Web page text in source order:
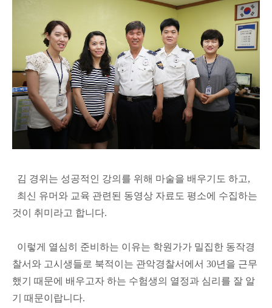
김 경위는 성공적인 강의를 위해 마술을 배우기도 하고,
최신 유머와 교육 관련된 동영상 자료도 평소에 수집하는
것이 취미라고 합니다.
이렇게 열심히 준비하는 이유는 학원가가 밀집한 동작경
찰서와 고시생들로 북적이는 관악경찰서에서 30년을 근무
했기 때문에 배우고자 하는 수험생의 열정과 심리를 잘 알
기 때문이랍니다.